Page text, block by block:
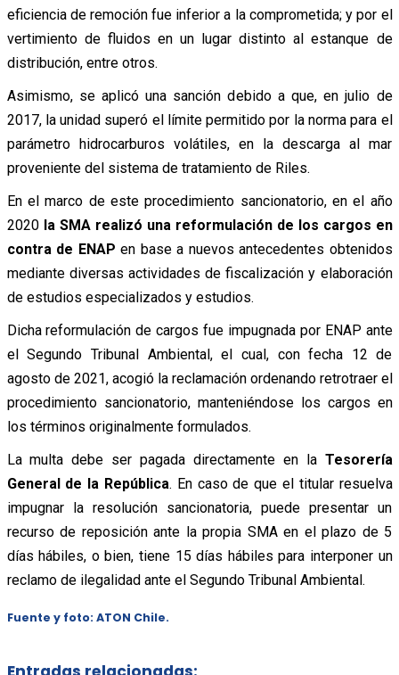
eficiencia de remoción fue inferior a la comprometida; y por el
vertimiento de fluidos en un lugar distinto al estanque de
distribución, entre otros.
Asimismo, se aplicó una sanción debido a que, en julio de
2017, la unidad superó el límite permitido por la norma para el
parámetro hidrocarburos volátiles, en la descarga al mar
proveniente del sistema de tratamiento de Riles.
En el marco de este procedimiento sancionatorio, en el año
2020 la SMA realizó una reformulación de los cargos en
contra de ENAP en base a nuevos antecedentes obtenidos
mediante diversas actividades de fiscalización y elaboración
de estudios especializados y estudios.
Dicha reformulación de cargos fue impugnada por ENAP ante
el Segundo Tribunal Ambiental, el cual, con fecha 12 de
agosto de 2021, acogió la reclamación ordenando retrotraer el
procedimiento sancionatorio, manteniéndose los cargos en
los términos originalmente formulados.
La multa debe ser pagada directamente en laTesorería
General de la República. En caso de que el titular resuelva
impugnar la resolución sancionatoria, puede presentar un
recurso de reposición ante la propia SMA en el plazo de 5
días hábiles, o bien, tiene 15 días hábiles para interponer un
reclamo de ilegalidad ante el Segundo Tribunal Ambiental.
Fuente y foto: ATON Chile.